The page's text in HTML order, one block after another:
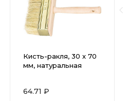
Кисть-ракля, 30 х 70
мм, натуральная
ручка
64.71 ₽